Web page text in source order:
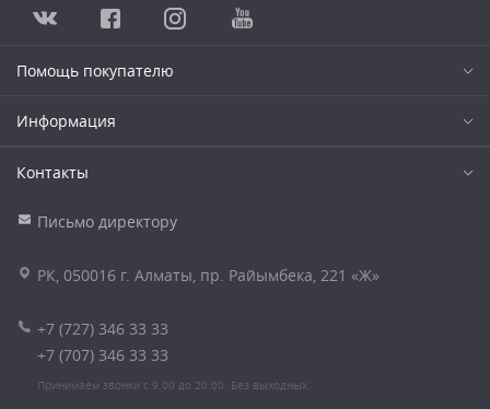
Помощь покупателю
Информация
Контакты
Письмо директору
РК, 050016 г. Алматы, пр. Райымбека, 221 «Ж»
+7 (727) 346 33 33
+7 (707) 346 33 33
Принимаем звонки с 9.00 до 20.00. Без выходных.